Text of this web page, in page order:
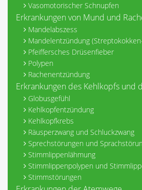
Vasomotorischer Schnupfen
Erkrankungen von Mund und
Mandelabszess
Mandelentzündung
Pfeiffersches Drüsenfieber
Polypen
Rachenentzündung
Erkrankungen des Kehlkopfs und
Globusgefühl
Kehlkopfentzündung
Kehlkopfkrebs
Räusperzwang und Schluckzwang
Sprechstörungen und
Stimmlippenlähmung
Stimmlippenpolypen und
Stimmstörungen